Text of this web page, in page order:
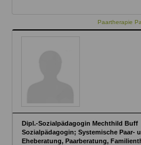
Paartherapie
Dipl.-Sozialpädagogin Mechthild Buff
Sozialpädagogin; Systemische Paar-
Eheberatung, Paarberatung,